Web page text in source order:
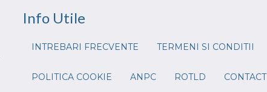
Info Utile
INTREBARI FRECVENTE TERMENI SI CONDITII
POLITICA COOKIE ANPC ROTLD CONTACT